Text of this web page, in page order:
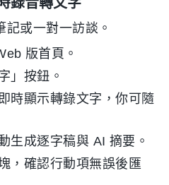
或一對一訪談。
版首頁。
」按鈕。
時顯示轉錄文字，你可隨
生成逐字稿與 AI 摘要。
，確認行動項無誤後匯